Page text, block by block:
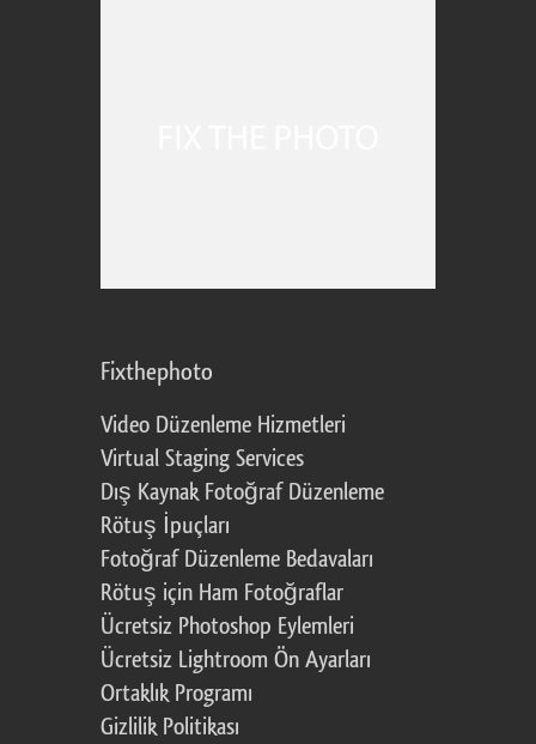
Fixthephoto
Video Düzenleme Hizmetleri
Virtual Staging Services
Dış Kaynak Fotoğraf Düzenleme
Rötuş İpuçları
Fotoğraf Düzenleme Bedavaları
Rötuş için Ham Fotoğraflar
Ücretsiz Photoshop Eylemleri
Ücretsiz Lightroom Ön Ayarları
Ortaklık Programı
Gizlilik Politikası